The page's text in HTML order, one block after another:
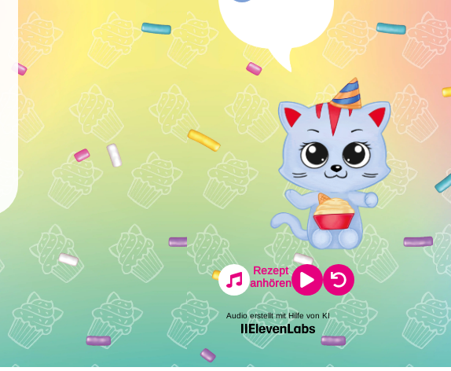
Rezept
anhören
Audio erstellt mit Hilfe von KI